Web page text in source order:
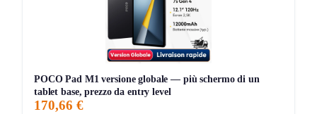
POCO Pad M1 versione globale — più schermo di un
tablet base, prezzo da entry level
170,66 €